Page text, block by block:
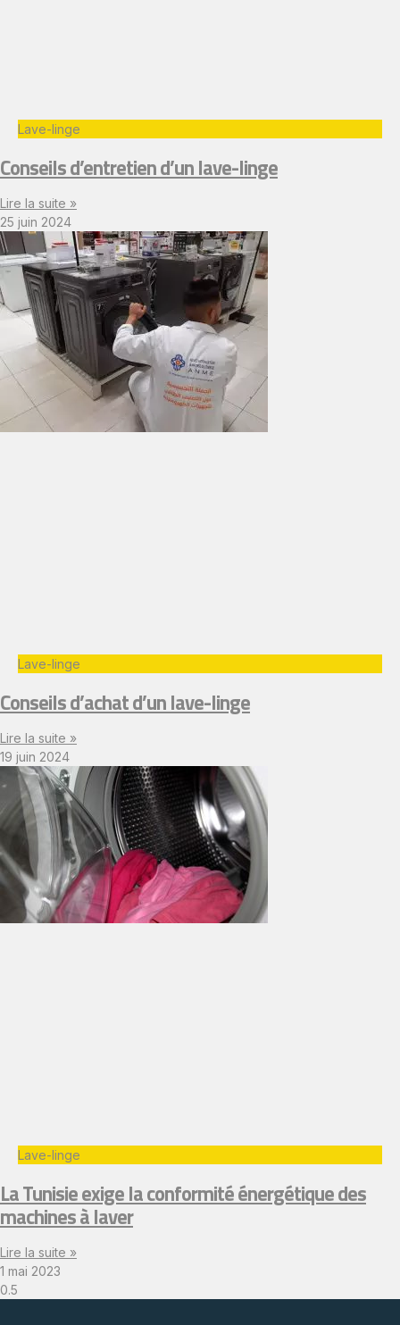
Lave-linge
Conseils d’entretien d’un lave-linge
Lire la suite »
25 juin 2024
Lave-linge
Conseils d’achat d’un lave-linge
Lire la suite »
19 juin 2024
Lave-linge
La Tunisie exige la conformité énergétique des
machines à laver
Lire la suite »
1 mai 2023